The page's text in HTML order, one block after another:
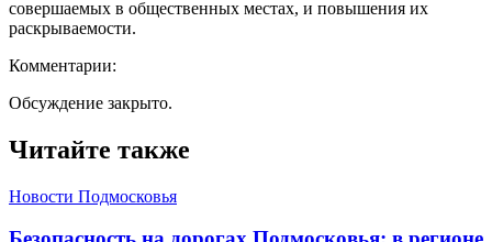
совершаемых в общественных местах, и повышения их
раскрываемости.
Комментарии:
Обсуждение закрыто.
Читайте также
Новости Подмосковья